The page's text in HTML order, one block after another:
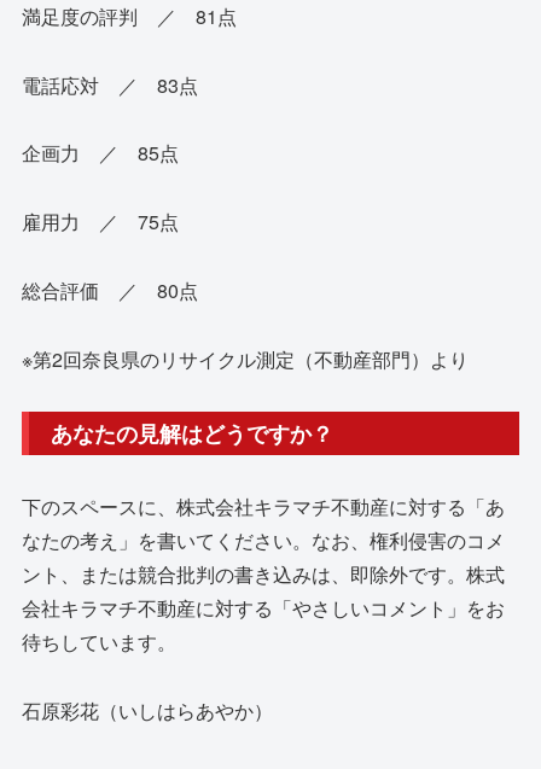
満足度の評判 ／ 81点
電話応対 ／ 83点
企画力 ／ 85点
雇用力 ／ 75点
総合評価 ／ 80点
※第2回奈良県のリサイクル測定（不動産部門）より
あなたの見解はどうですか？
下のスペースに、株式会社キラマチ不動産に対する「あ
なたの考え」を書いてください。なお、権利侵害のコメ
ント、または競合批判の書き込みは、即除外です。株式
会社キラマチ不動産に対する「やさしいコメント」をお
待ちしています。
石原彩花（いしはらあやか）